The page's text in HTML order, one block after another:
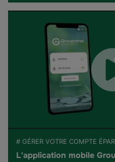
# GÉRER VOTRE COMPTE
L'application mobile